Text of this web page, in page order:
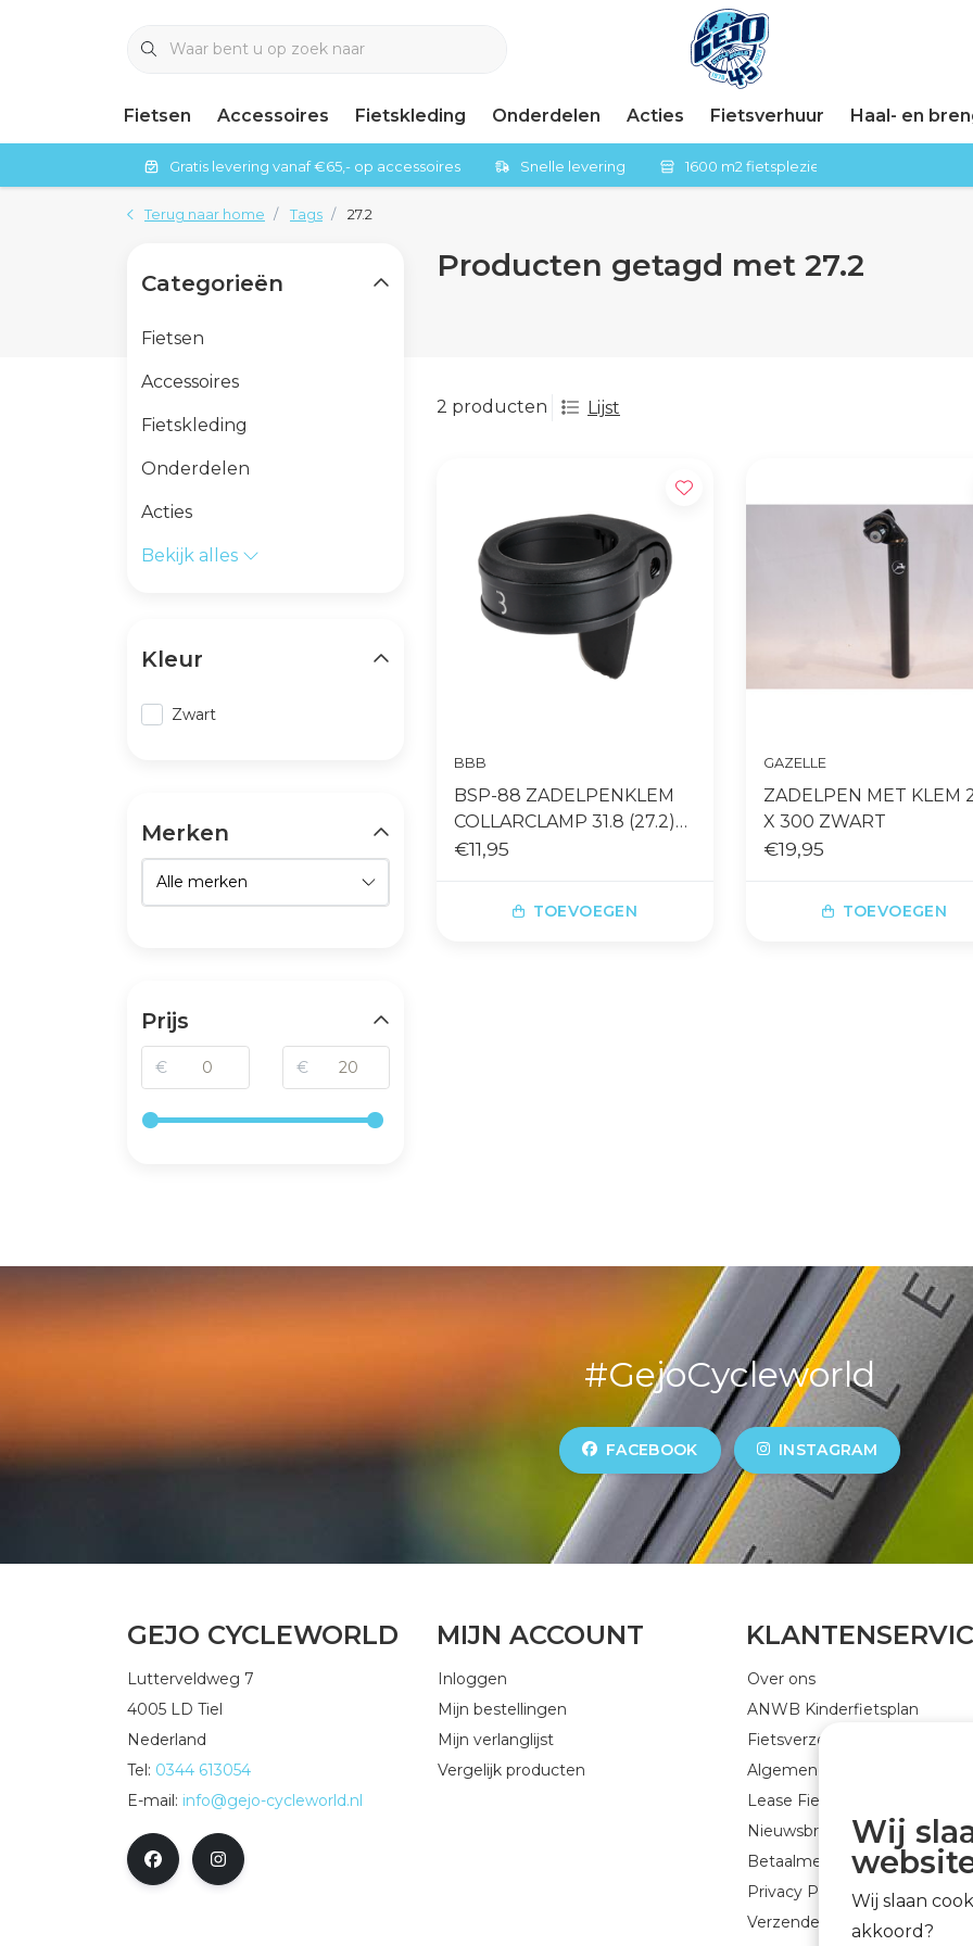
Fietsen Accessoires Fietskleding Onderdelen Acties Fietsverhuur Haal- en
Gratis levering vanaf €65,- op accessoires Snelle levering 1600 m2 fietsplezier in Tiel
Terug naar home Tags 27.2
Producten getagd met 27.2
2 producten Lijst
BBB
BSP-88 ZADELPENKLEM
COLLARCLAMP 31.8 (27.2)
ZWART
€11,95
TOEVOEGEN
GAZELLE
ZADELPEN MET KLEM
X 300 ZWART
€19,95
TOEVOEGEN
Categorieën
Fietsen
Accessoires
Fietskleding
Onderdelen
Acties
Bekijk alles
Kleur
Zwart
Merken
Prijs
€ €
#GejoCycleworld
FACEBOOK INSTAGRAM
GEJO CYCLEWORLD
Lutterveldweg 7
4005 LD Tiel
Nederland
Tel: 0344 613054
E-mail: info@gejo-cycleworld.nl
MIJN ACCOUNT
Inloggen
Mijn bestellingen
Mijn verlanglijst
Vergelijk producten
Over ons
ANWB Kinderfietsplan
Fietsverzekering
Algemene voorwaarden
Lease Fiets
Nieuwsbrief GEJO Cycleworld
Betaalmethoden
Privacy Policy
Verzenden & retourneren
Wij
Wij slaan
akkoord?